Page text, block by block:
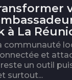
à La
communauté
et
un outil
surtout...